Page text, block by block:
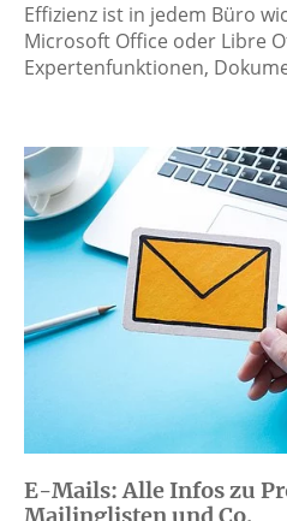
Effizienz ist in jedem Büro
Microsoft Office oder Libre
Expertenfunktionen,
E-Mails: Alle Infos zu